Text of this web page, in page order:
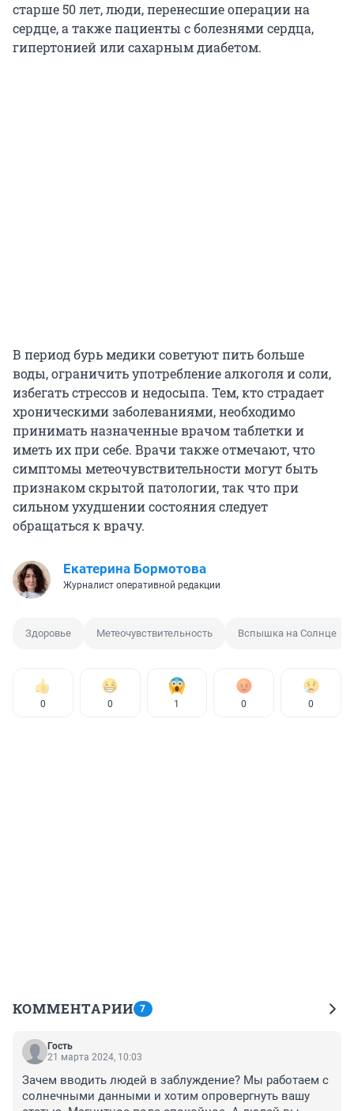
старше 50 лет, люди, перенесшие операции на
сердце, а также пациенты с болезнями сердца,
гипертонией или сахарным диабетом.
В период бурь медики советуют пить больше
воды, ограничить употребление алкоголя и соли,
избегать стрессов и недосыпа. Тем, кто страдает
хроническими заболеваниями, необходимо
принимать назначенные врачом таблетки и
иметь их при себе. Врачи также отмечают, что
симптомы метеочувствительности могут быть
признаком скрытой патологии, так что при
сильном ухудшении состояния следует
обращаться к врачу.
Екатерина Бормотова
Журналист оперативной редакции
Здоровье Метеочувствительность Вспышка на Солнце
0 0 1 0 0
КОММЕНТАРИИ 7
Гость
21 марта 2024, 10:03
Зачем вводить людей в заблуждение? Мы работаем с
солнечными данными и хотим опровергнуть вашу